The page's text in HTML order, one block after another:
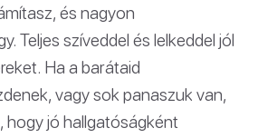
és nagyon
Teljes szíveddel és lelkeddel jól
Ha a barátaid
vagy sok panaszuk van,
hogy jó hallgatóságként